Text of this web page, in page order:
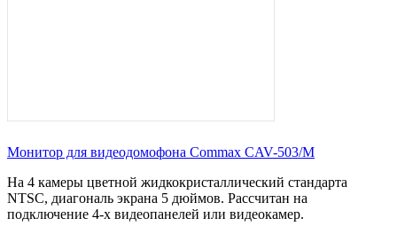
Монитор для видеодомофона Commax CAV-503/M
На 4 камеры цветной жидкокристаллический стандарта
NTSC, диагональ экрана 5 дюймов. Рассчитан на
подключение 4-х видеопанелей или видеокамер.